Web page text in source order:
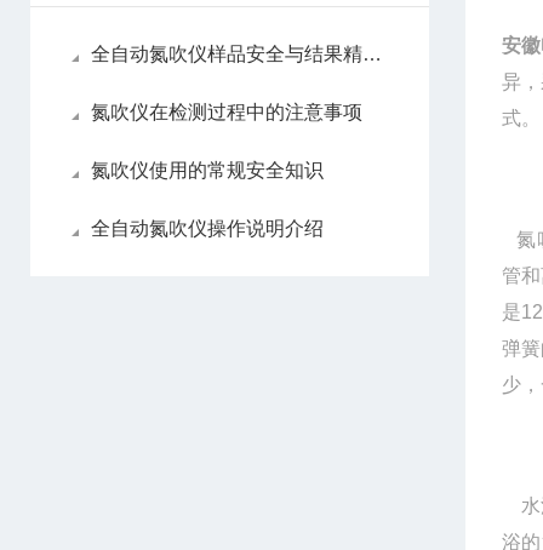
全自动氮吹仪样品安全与结果精准性
氮吹仪在检测过程中的注意事项
氮吹仪使用的常规安全知识
全自动氮吹仪操作说明介绍
安
异
式。
氮
管
是
弹
少
浴